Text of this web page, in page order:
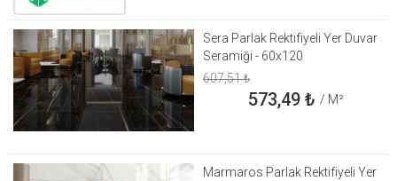
Sera Parlak Rektifiyeli Yer Duvar
Seramiği - 60x120
607,51₺
573,49₺ / M²
Marmaros Parlak Rektifiyeli Yer